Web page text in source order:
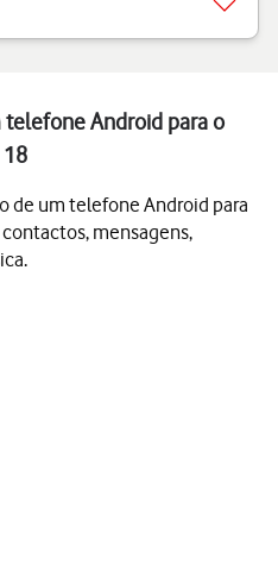
Android para o
de um telefone Android para
mensagens,